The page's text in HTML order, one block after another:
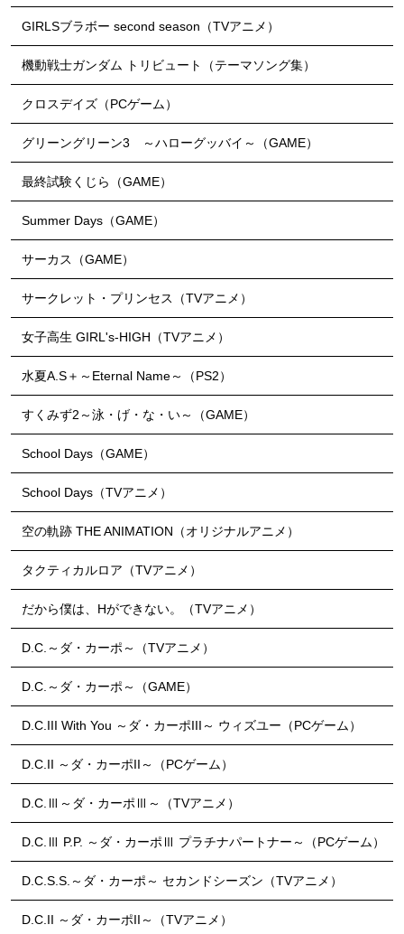
GIRLSブラボー second season（TVアニメ）
機動戦士ガンダム トリビュート（テーマソング集）
クロスデイズ（PCゲーム）
グリーングリーン3 ～ハローグッバイ～（GAME）
最終試験くじら（GAME）
Summer Days（GAME）
サーカス（GAME）
サークレット・プリンセス（TVアニメ）
女子高生 GIRL's-HIGH（TVアニメ）
水夏A.S＋～Eternal Name～（PS2）
すくみず2～泳・げ・な・い～（GAME）
School Days（GAME）
School Days（TVアニメ）
空の軌跡 THE ANIMATION（オリジナルアニメ）
タクティカルロア（TVアニメ）
だから僕は、Hができない。（TVアニメ）
D.C.～ダ・カーポ～（TVアニメ）
D.C.～ダ・カーポ～（GAME）
D.C.III With You ～ダ・カーポIII～ ウィズユー（PCゲーム）
D.C.II ～ダ・カーポII～（PCゲーム）
D.C.Ⅲ～ダ・カーポⅢ～（TVアニメ）
D.C.Ⅲ P.P. ～ダ・カーポⅢ プラチナパートナー～（PCゲーム）
D.C.S.S.～ダ・カーポ～ セカンドシーズン（TVアニメ）
D.C.II ～ダ・カーポII～（TVアニメ）